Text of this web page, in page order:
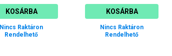
KOSÁRBA
Nincs Raktáron
Rendelhető
KOSÁRBA
Nincs Raktáron
Rendelhető